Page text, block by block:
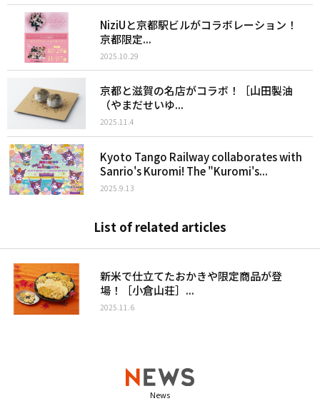
NiziUと京都駅ビルがコラボレーション！
京都限定...
2025.10.29
京都と滋賀の名店がコラボ！［山田製油
（やまだせいゆ...
2025.11.4
Kyoto Tango Railway collaborates with
Sanrio's Kuromi! The "Kuromi's...
2025.9.13
List of related articles
新米で仕立てたおかきや限定商品が登
場！［小倉山荘］...
2025.11.6
News